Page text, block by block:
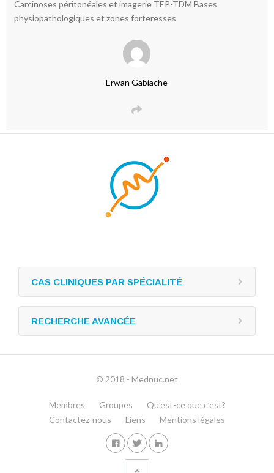
Carcinoses péritonéales et imagerie TEP-TDM Bases
physiopathologiques et zones forteresses
Erwan Gabiache
CAS CLINIQUES PAR SPÉCIALITÉ
RECHERCHE AVANCÉE
© 2018 - Mednuc.net
Membres Groupes
Qu’est-ce que c’est?
Contactez-nous
Liens Mentions légales